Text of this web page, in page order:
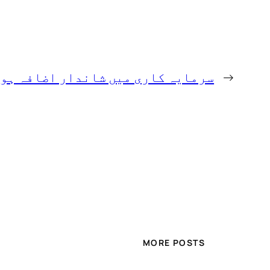
← سرمایہ کاری میں شاندار اضافہ
MORE POSTS